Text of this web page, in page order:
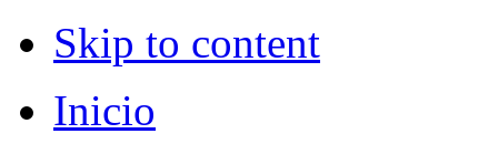
Skip to content
Inicio